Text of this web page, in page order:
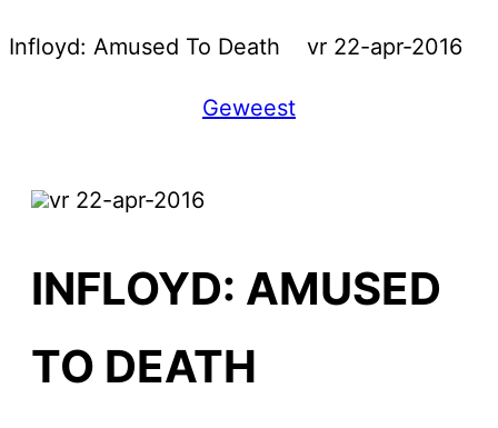
Infloyd: Amused To Death vr 22-apr-2016
Geweest
vr 22-apr-2016
INFLOYD: AMUSED
TO DEATH